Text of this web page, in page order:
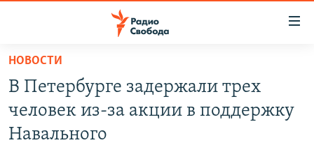
упрощенного
доступа
основному
ПРОГРАММЫ
ПОДКАСТЫ
АВТОРСКИЕ ПРОЕКТЫ
НОВОСТИ
В Петербурге задержали трех
человек из-за акции в поддержку
Навального